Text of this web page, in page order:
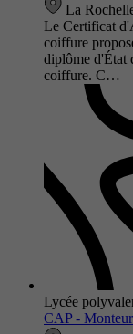
La
Le Certificat
coiffure
diplôme d'État
coiffure. C…
Lycée
CAP -